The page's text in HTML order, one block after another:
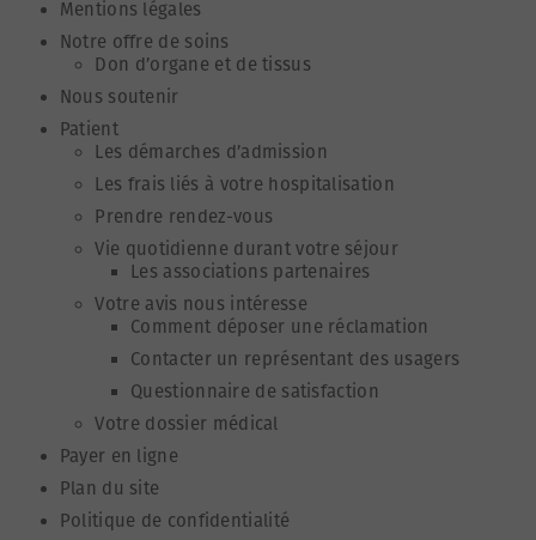
Mentions légales
Notre offre de soins
Don d’organe et de tissus
Nous soutenir
Patient
Les démarches d’admission
Les frais liés à votre hospitalisation
Prendre rendez-vous
Vie quotidienne durant votre séjour
Les associations partenaires
Votre avis nous intéresse
Comment déposer une réclamation
Contacter un représentant des usagers
Questionnaire de satisfaction
Votre dossier médical
Payer en ligne
Plan du site
Politique de confidentialité